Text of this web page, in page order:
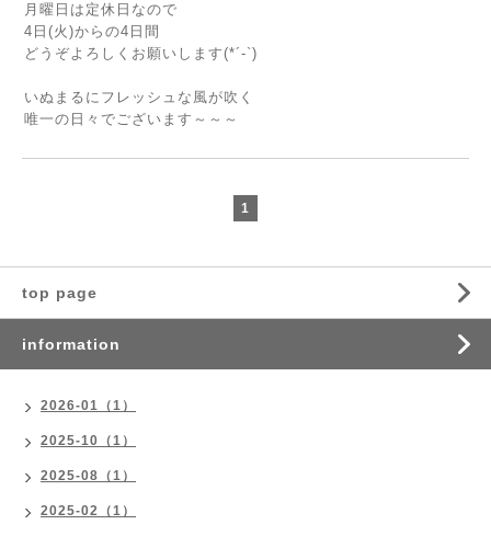
月曜日は定休日なので
4日(火)からの4日間
どうぞよろしくお願いします(*´-`)
いぬまるにフレッシュな風が吹く
唯一の日々でございます～～～
1
top page
information
2026-01（1）
2025-10（1）
2025-08（1）
2025-02（1）